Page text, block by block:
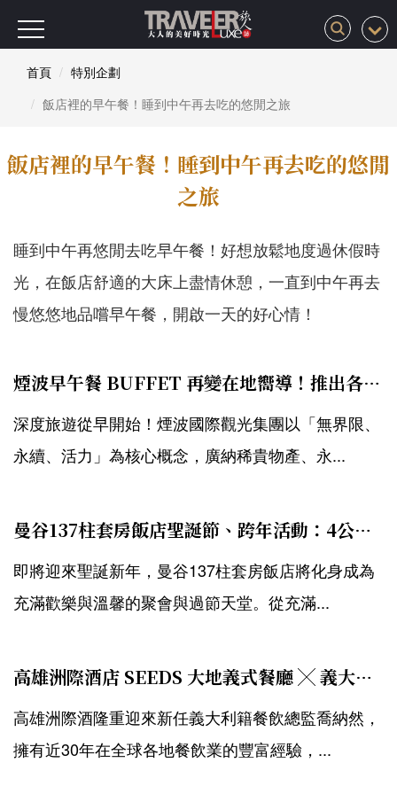
首頁
特別企劃
飯店裡的早午餐！睡到中午再去吃的悠閒之旅
飯店裡的早午餐！睡到中午再去吃的悠閒
之旅
睡到中午再悠閒去吃早午餐！好想放鬆地度過休假時
光，在飯店舒適的大床上盡情休憩，一直到中午再去
慢悠悠地品嚐早午餐，開啟一天的好心情！
煙波早午餐 BUFFET 再變在地嚮導！推出各地限定料理「在地寶食」，12~2月入住再享野生藍蟹，讓晨間時光充滿奢華與驚喜！
深度旅遊從早開始！煙波國際觀光集團以「無界限、
永續、活力」為核心概念，廣納稀貴物產、永...
曼谷137柱套房飯店聖誕節、跨年活動：4公尺高聖誕樹、節日暢飲早午餐、高空酒吧倒數迎新年
即將迎來聖誕新年，曼谷137柱套房飯店將化身成為
充滿歡樂與溫馨的聚會與過節天堂。從充滿...
高雄洲際酒店 SEEDS 大地義式餐廳 ╳ 義大利籍餐飲總監 Gennaro Avagnale 推出「悠閒週末義式早午餐」！重現爐烤義式脆皮豬等經典料理
高雄洲際酒隆重迎來新任義大利籍餐飲總監喬納然，
擁有近30年在全球各地餐飲業的豐富經驗，...